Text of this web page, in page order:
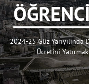
2024-25 Güz Yarıyılında
Ücretini